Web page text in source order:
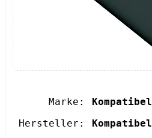
Marke:
Kompatibel
Hersteller:
Kompatibel